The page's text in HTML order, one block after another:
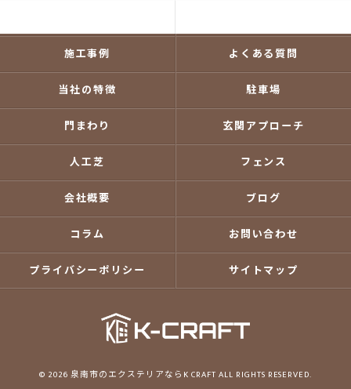
施工事例 よくある質問
当社の特徴 駐車場
門まわり 玄関アプローチ
人工芝 フェンス
会社概要 ブログ
コラム お問い合わせ
プライバシーポリシー サイトマップ
© 2026 泉南市のエクステリアならK CRAFT ALL RIGHTS RESERVED.